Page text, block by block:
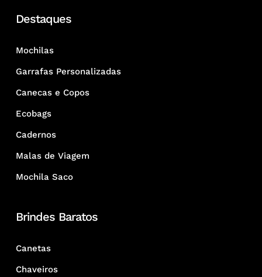
Destaques
Mochilas
Garrafas Personalizadas
Canecas e Copos
Ecobags
Cadernos
Malas de Viagem
Mochila Saco
Brindes Baratos
Canetas
Chaveiros